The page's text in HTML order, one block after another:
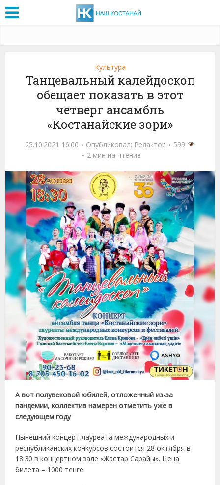
Культура
Танцевальный калейдоскоп
обещает показать в этот
четверг ансамбль
«Костанайские зори»
25.10.2021 16:00 Опубликовал: Редактор
599
2 мин на чтение
А вот полувековой юбилей, отложенный из-за
пандемии, коллектив намерен отметить уже в
следующем году
Нынешний концерт лауреата международных и
республиканских конкурсов состоится 28 октября в
18.30 в концертном зале «Жастар Сарайы». Цена
билета – 1000 тенге.